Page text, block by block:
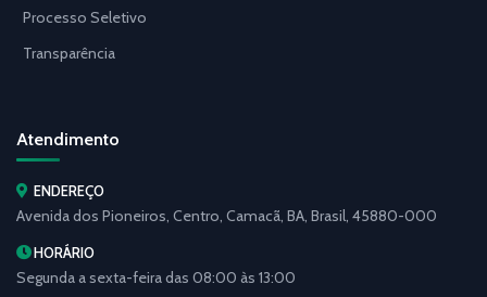
Processo Seletivo
Transparência
Atendimento
ENDEREÇO
Avenida dos Pioneiros, Centro, Camacã, BA, Brasil, 45880-000
HORÁRIO
Segunda a sexta-feira das 08:00 às 13:00